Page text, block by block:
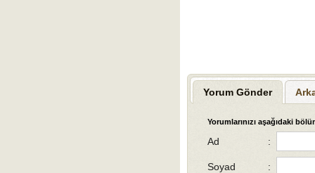
Yorum Gönder
Yorumlarınızı aşağıdaki
Ad :
Soyad :